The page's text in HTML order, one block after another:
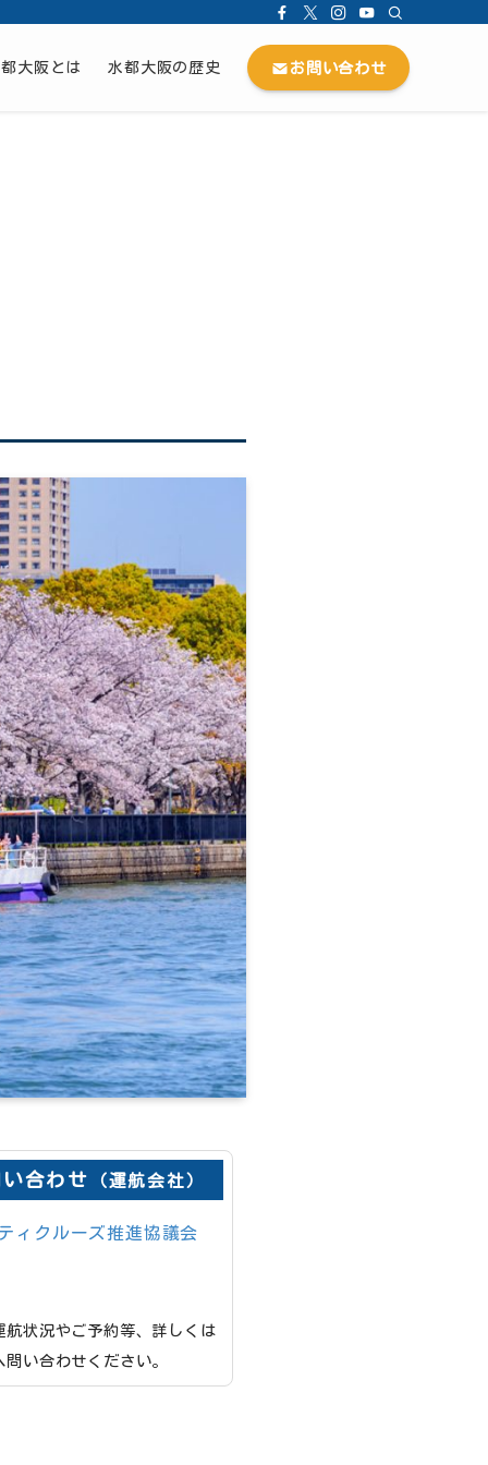
大阪とは 水都大阪の歴史 お問い合わせ
合わせ （運航会社）
ィクルーズ推進協議会
航状況やご予約等、詳しくは
問い合わせください。